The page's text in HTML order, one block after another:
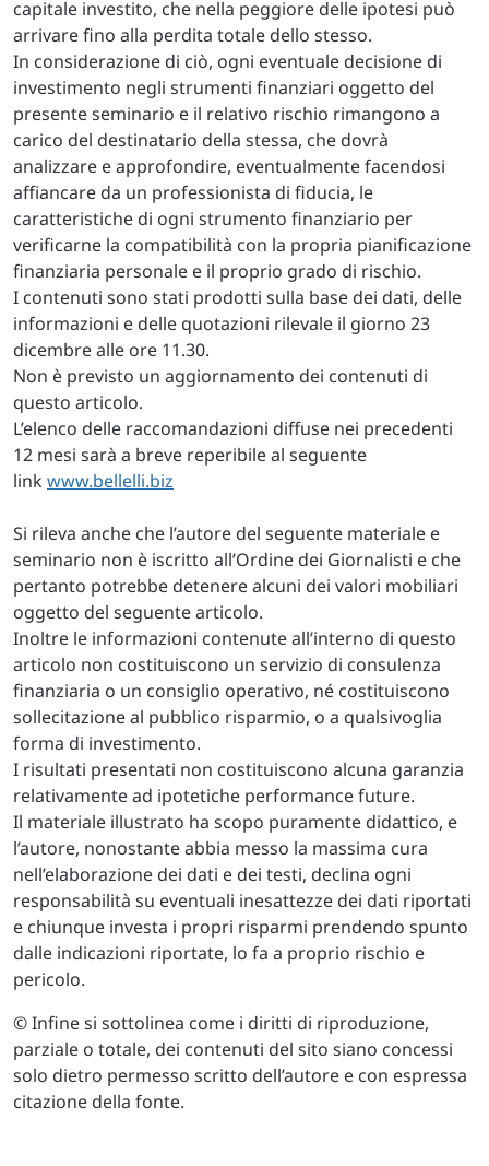
capitale investito, che nella peggiore delle ipotesi può
arrivare fino alla perdita totale dello stesso.
In considerazione di ciò, ogni eventuale decisione di
investimento negli strumenti finanziari oggetto del
presente seminario e il relativo rischio rimangono a
carico del destinatario della stessa, che dovrà
analizzare e approfondire, eventualmente facendosi
affiancare da un professionista di fiducia, le
caratteristiche di ogni strumento finanziario per
verificarne la compatibilità con la propria pianificazione
finanziaria personale e il proprio grado di rischio.
I contenuti sono stati prodotti sulla base dei dati, delle
informazioni e delle quotazioni rilevale il giorno 23
dicembre alle ore 11.30.
Non è previsto un aggiornamento dei contenuti di
questo articolo.
L’elenco delle raccomandazioni diffuse nei precedenti
12 mesi sarà a breve reperibile al seguente
link www.bellelli.biz
Si rileva anche che l’autore del seguente materiale e
seminario non è iscritto all’Ordine dei Giornalisti e che
pertanto potrebbe detenere alcuni dei valori mobiliari
oggetto del seguente articolo.
Inoltre le informazioni contenute all’interno di questo
articolo non costituiscono un servizio di consulenza
finanziaria o un consiglio operativo, né costituiscono
sollecitazione al pubblico risparmio, o a qualsivoglia
forma di investimento.
I risultati presentati non costituiscono alcuna garanzia
relativamente ad ipotetiche performance future.
Il materiale illustrato ha scopo puramente didattico, e
l’autore, nonostante abbia messo la massima cura
nell’elaborazione dei dati e dei testi, declina ogni
responsabilità su eventuali inesattezze dei dati riportati
e chiunque investa i propri risparmi prendendo spunto
dalle indicazioni riportate, lo fa a proprio rischio e
pericolo.
© Infine si sottolinea come i diritti di riproduzione,
parziale o totale, dei contenuti del sito siano concessi
solo dietro permesso scritto dell’autore e con espressa
citazione della fonte.